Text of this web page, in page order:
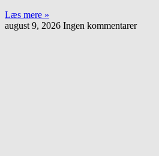
Læs mere »
august 9, 2026 Ingen kommentarer